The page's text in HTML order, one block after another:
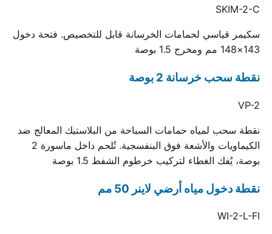
SKIM-2-C
سكيمر قياسي لحمامات الخرسانة قابل للتخصيص. فتحة دخول
143×148 مم ومخرج 1.5 بوصة
نقطة سحب خرسانة 2 بوصة
VP-2
نقطة سحب لمياه حمامات السباحة من البلاستيك المعالج ضد
الكيماويات والأشعة فوق البنفسجية. تُلحم داخل ماسورة 2
بوصة، يُفك الغطاء لتركيب خرطوم الشفط 1.5 بوصة
نقطة دخول مياه أرضي لاينر 50 مم
WI-2-L-FI